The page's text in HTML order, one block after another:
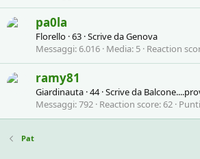
pa0la
Florello ·63 ·Scrive daGenova
Messaggi 6.016 Media 5 Reaction
ramy81
Giardinauta ·44·Scrive da
Messaggi 792 Reaction score 62 Punti
Pat